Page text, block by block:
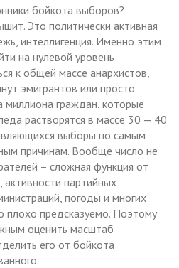
бойкота выборов?
Это политически активная
интеллигенция. Именно этим
на нулевой уровень
к общей массе анархистов,
эмигрантов или просто
граждан, которые
растворятся в массе 30 — 40
выборы по самым
причинам. Вообще число не
– сложная функция от
активности партийных
погоды и многих
плохо предсказуемо. Поэтому
оценить масштаб
его от бойкота